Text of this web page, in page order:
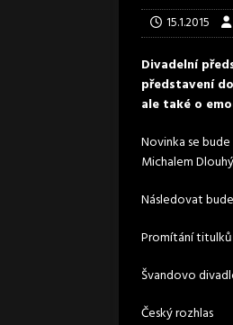
15.1.2015
Divadelní
představení
ale také o
Novinka se
Michalem
Následovat
Promítání titulků
Švandovo
Český rozhlas